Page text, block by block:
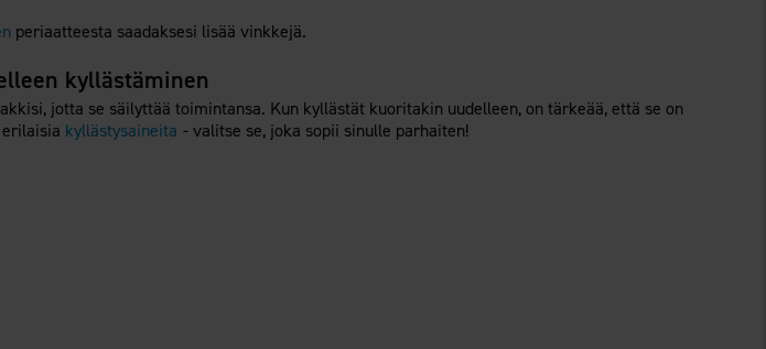
periaatteesta saadaksesi lisää vinkkejä.
kyllästäminen
jotta se säilyttää toimintansa. Kun kyllästät kuoritakin uudelleen, on tärkeää, että se on
kyllästysaineita - valitse se, joka sopii sinulle parhaiten!